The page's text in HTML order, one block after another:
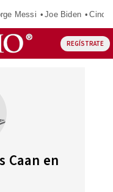
Messi Joe Biden
REGÍSTRATE
Caan en